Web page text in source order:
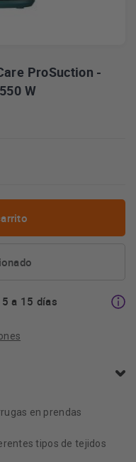
ProSuction -
W
a 15 días
en prendas
tipos de tejidos